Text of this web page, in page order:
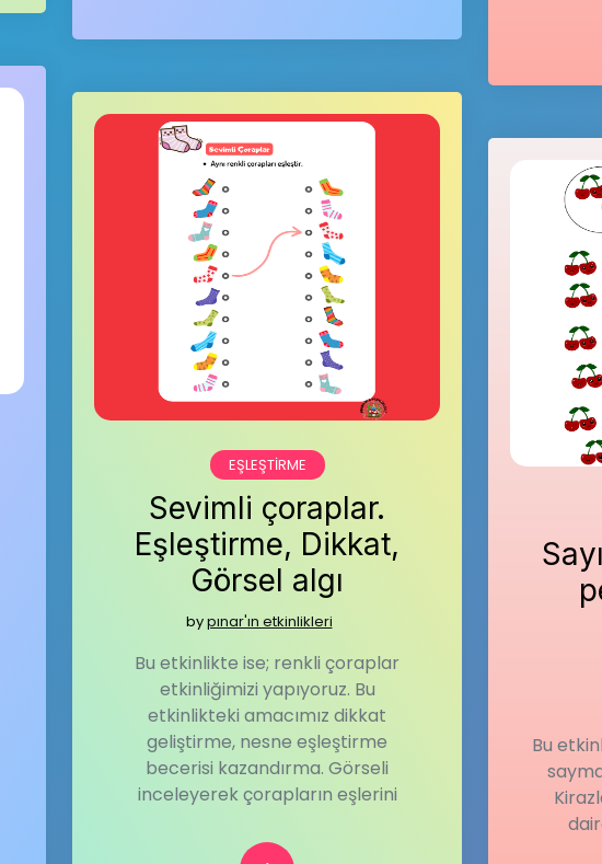
EŞLEŞTIRME
Sevimli çoraplar.
Eşleştirme, Dikkat,
Görsel algı
bypınar'ın etkinlikleri
Bu etkinlikte ise; renkli çoraplar
etkinliğimizi yapıyoruz. Bu
etkinlikteki amacımız dikkat
geliştirme, nesne eşleştirme
becerisi kazandırma. Görseli
inceleyerek çorapların eşlerini
Bu